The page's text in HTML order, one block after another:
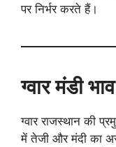
पर निर्भर करते हैं।
ग्वार मंडी
ग्वार राजस्थान की
में तेजी और मंदी का